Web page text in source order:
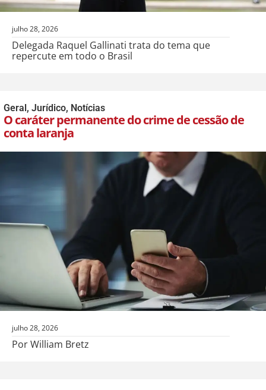
julho 28, 2026
Delegada Raquel Gallinati trata do tema que
repercute em todo o Brasil
Geral, Jurídico, Notícias
O caráter permanente do crime de cessão de
conta laranja
julho 28, 2026
Por William Bretz